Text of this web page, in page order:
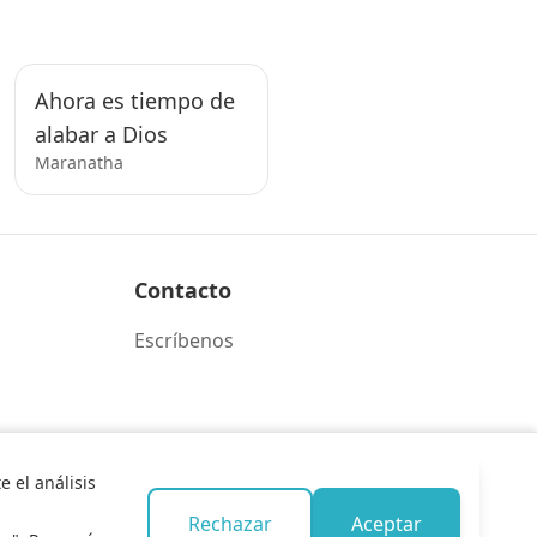
Ahora es tiempo de
alabar a Dios
Maranatha
Contacto
Escríbenos
el análisis
Rechazar Aceptar